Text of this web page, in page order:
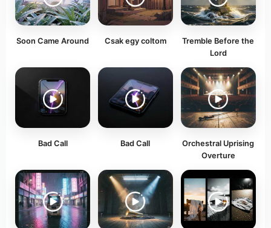
Soon Came Around Csak egy coltom
Tremble Before the
Lord
Bad Call Bad Call
Orchestral Uprising
Overture